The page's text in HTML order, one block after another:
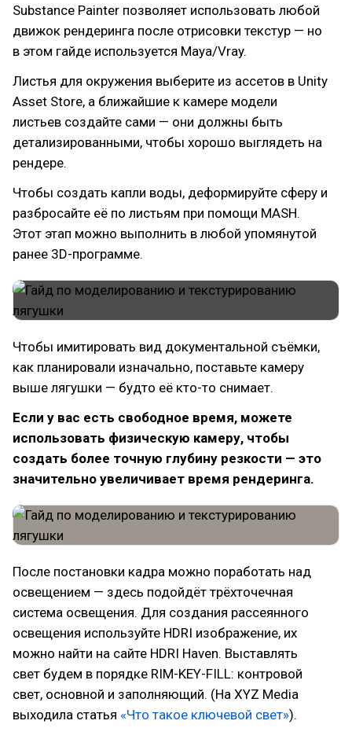
Substance Painter позволяет использовать любой
движок рендеринга после отрисовки текстур — но
в этом гайде используется Maya/Vray.
Листья для окружения выберите из ассетов в Unity
Asset Store, а ближайшие к камере модели
листьев создайте сами — они должны быть
детализированными, чтобы хорошо выглядеть на
рендере.
Чтобы создать капли воды, деформируйте сферу и
разбросайте её по листьям при помощи MASH.
Этот этап можно выполнить в любой упомянутой
ранее 3D-программе.
Чтобы имитировать вид документальной съёмки,
как планировали изначально, поставьте камеру
выше лягушки — будто её кто-то снимает.
Если у вас есть свободное время, можете
использовать физическую камеру, чтобы
создать более точную глубину резкости — это
значительно увеличивает время рендеринга.
После постановки кадра можно поработать над
освещением — здесь подойдёт трёхточечная
система освещения. Для создания рассеянного
освещения используйте HDRI изображение, их
можно найти на сайте HDRI Haven. Выставлять
свет будем в порядке RIM-KEY-FILL: контровой
свет, основной и заполняющий. (На XYZ Media
выходила статья «Что такое ключевой свет»).